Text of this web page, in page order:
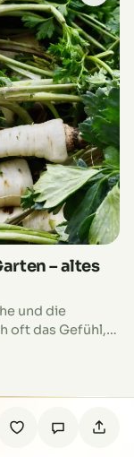
– altes
und die
oft das Gefühl,